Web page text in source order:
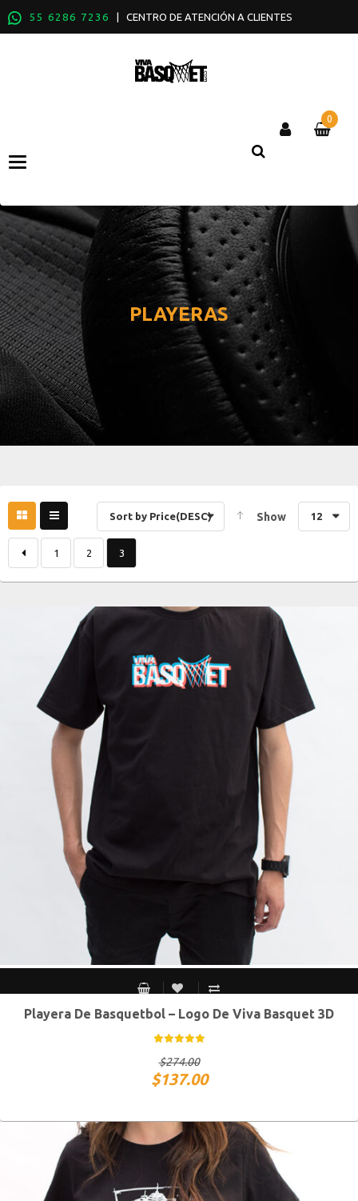
55 6286 7236 | CENTRO DE ATENCIÓN A CLIENTES
Categories
0
PLAYERAS
Sort by Price(DESC) Show 12
1 2 3
CH M G XG
Playera De Basquetbol – Logo De Viva Basquet 3D
$274.00
$137.00